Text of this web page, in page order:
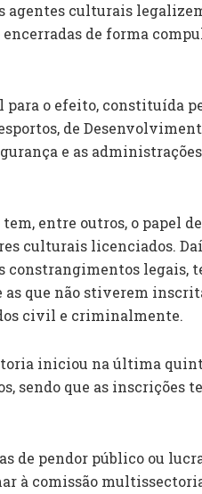
agentes culturais
de forma
o efeito, constituída
de
e as
entre outros, o papel
culturais licenciados.
constrangimentos legais,
as que não stiverem
civil e criminalmente.
iniciou na última
sendo que as inscrições
de pendor público ou
à comissão